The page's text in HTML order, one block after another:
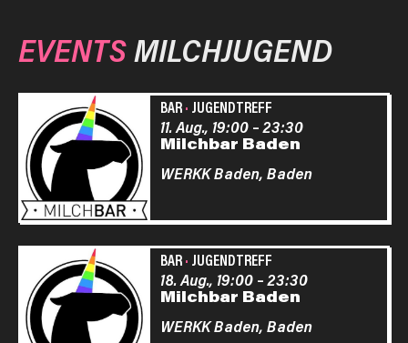
EVENTSMILCHJUGEND
BAR· JUGENDTREFF
Milchbar Baden
11. Aug., 19:00–23:30
WERKK Baden, Baden
BAR· JUGENDTREFF
Milchbar Baden
18. Aug., 19:00–23:30
WERKK Baden, Baden